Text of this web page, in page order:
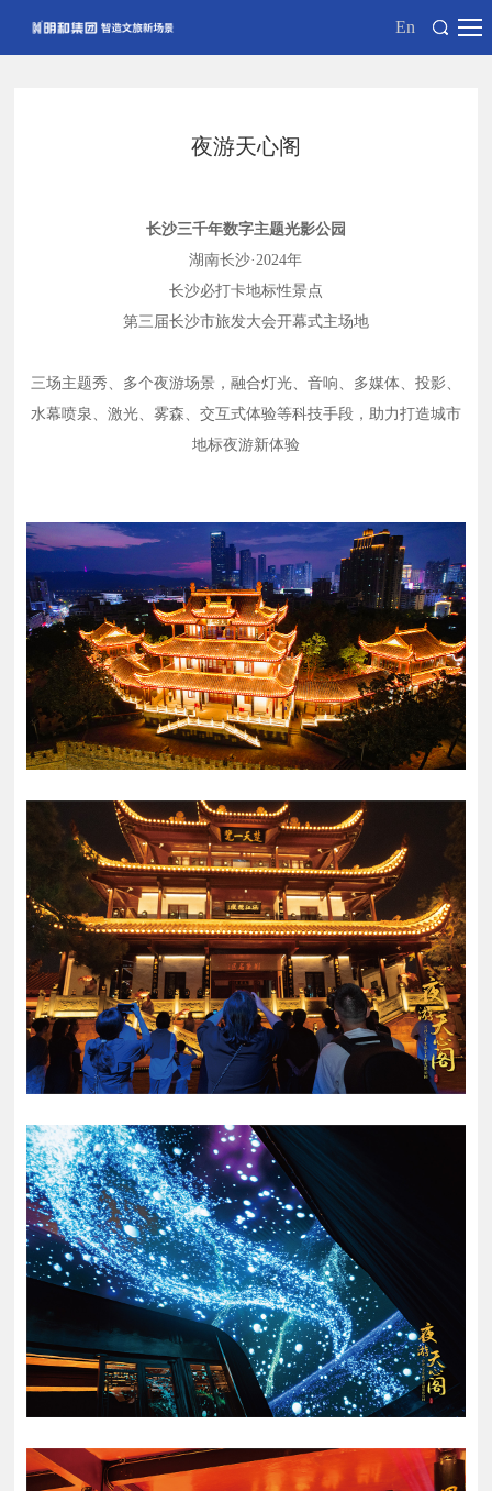
En
夜游天心阁
⻓沙三千年数字主题光影公园
湖南长沙·2024年
长沙必打卡地标性景点
第三届长沙市旅发大会开幕式主场地
三场主题秀、多个夜游场景，融合灯光、音响、多媒体、投影、
水幕喷泉、激光、雾森、交互式体验等科技手段，助力打造城市
地标夜游新体验